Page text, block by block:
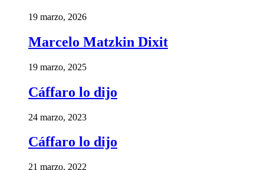
19 marzo, 2026
Marcelo Matzkin Dixit
19 marzo, 2025
Cáffaro lo dijo
24 marzo, 2023
Cáffaro lo dijo
21 marzo, 2022